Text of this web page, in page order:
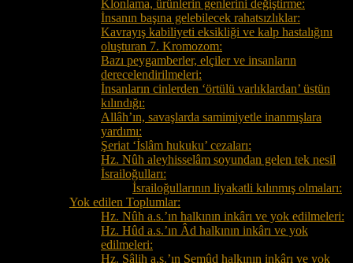
Klonlama, ürünlerin genlerini değiştirme:
İnsanın başına gelebilecek rahatsızlıklar:
Kavrayış kabiliyeti eksikliği ve kalp hastalığını
oluşturan 7. Kromozom:
Bazı peygamberler, elçiler ve insanların
derecelendirilmeleri:
İnsanların cinlerden ‘örtülü varlıklardan’ üstün
kılındığı:
Allâh’ın, savaşlarda samimiyetle inanmışlara
yardımı:
Şeriat ‘İslâm hukuku’ cezaları:
Hz. Nûh aleyhisselâm soyundan gelen tek nesil
İsrailoğulları:
İsrailoğullarının liyakatli kılınmış olmaları:
Yok edilen Toplumlar:
Hz. Nûh a.s.’ın halkının inkârı ve yok edilmeleri:
Hz. Hûd a.s.’ın Âd halkının inkârı ve yok
edilmeleri:
Hz. Sâlih a.s.’ın Semûd halkının inkârı ve yok